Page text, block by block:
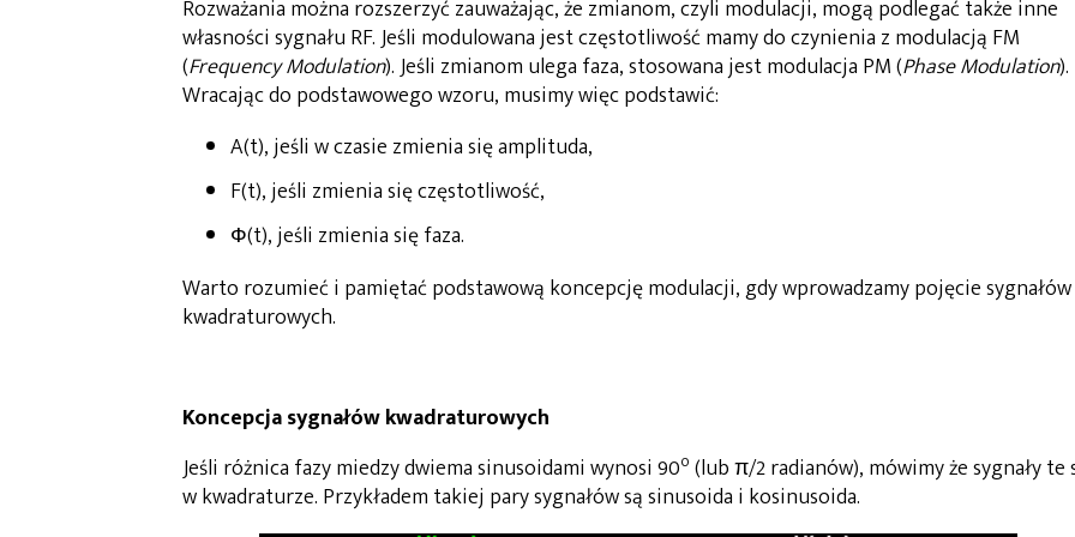
Rozważania można rozszerzyć zauważając, że zmianom, czyli modulacji, mogą podlegać także inne
własności sygnału RF. Jeśli modulowana jest częstotliwość mamy do czynienia z modulacją FM
(Frequency Modulation). Jeśli zmianom ulega faza, stosowana jest modulacja PM (Phase Modulation).
Wracając do podstawowego wzoru, musimy więc podstawić:
A(t), jeśli w czasie zmienia się amplituda,
F(t), jeśli zmienia się częstotliwość,
Ф(t), jeśli zmienia się faza.
Warto rozumieć i pamiętać podstawową koncepcję modulacji, gdy wprowadzamy pojęcie sygnałów
kwadraturowych.
Koncepcja sygnałów kwadraturowych
Jeśli różnica fazy miedzy dwiema sinusoidami wynosi 90o (lub π/2 radianów), mówimy że sygnały te
w kwadraturze. Przykładem takiej pary sygnałów są sinusoida i kosinusoida.